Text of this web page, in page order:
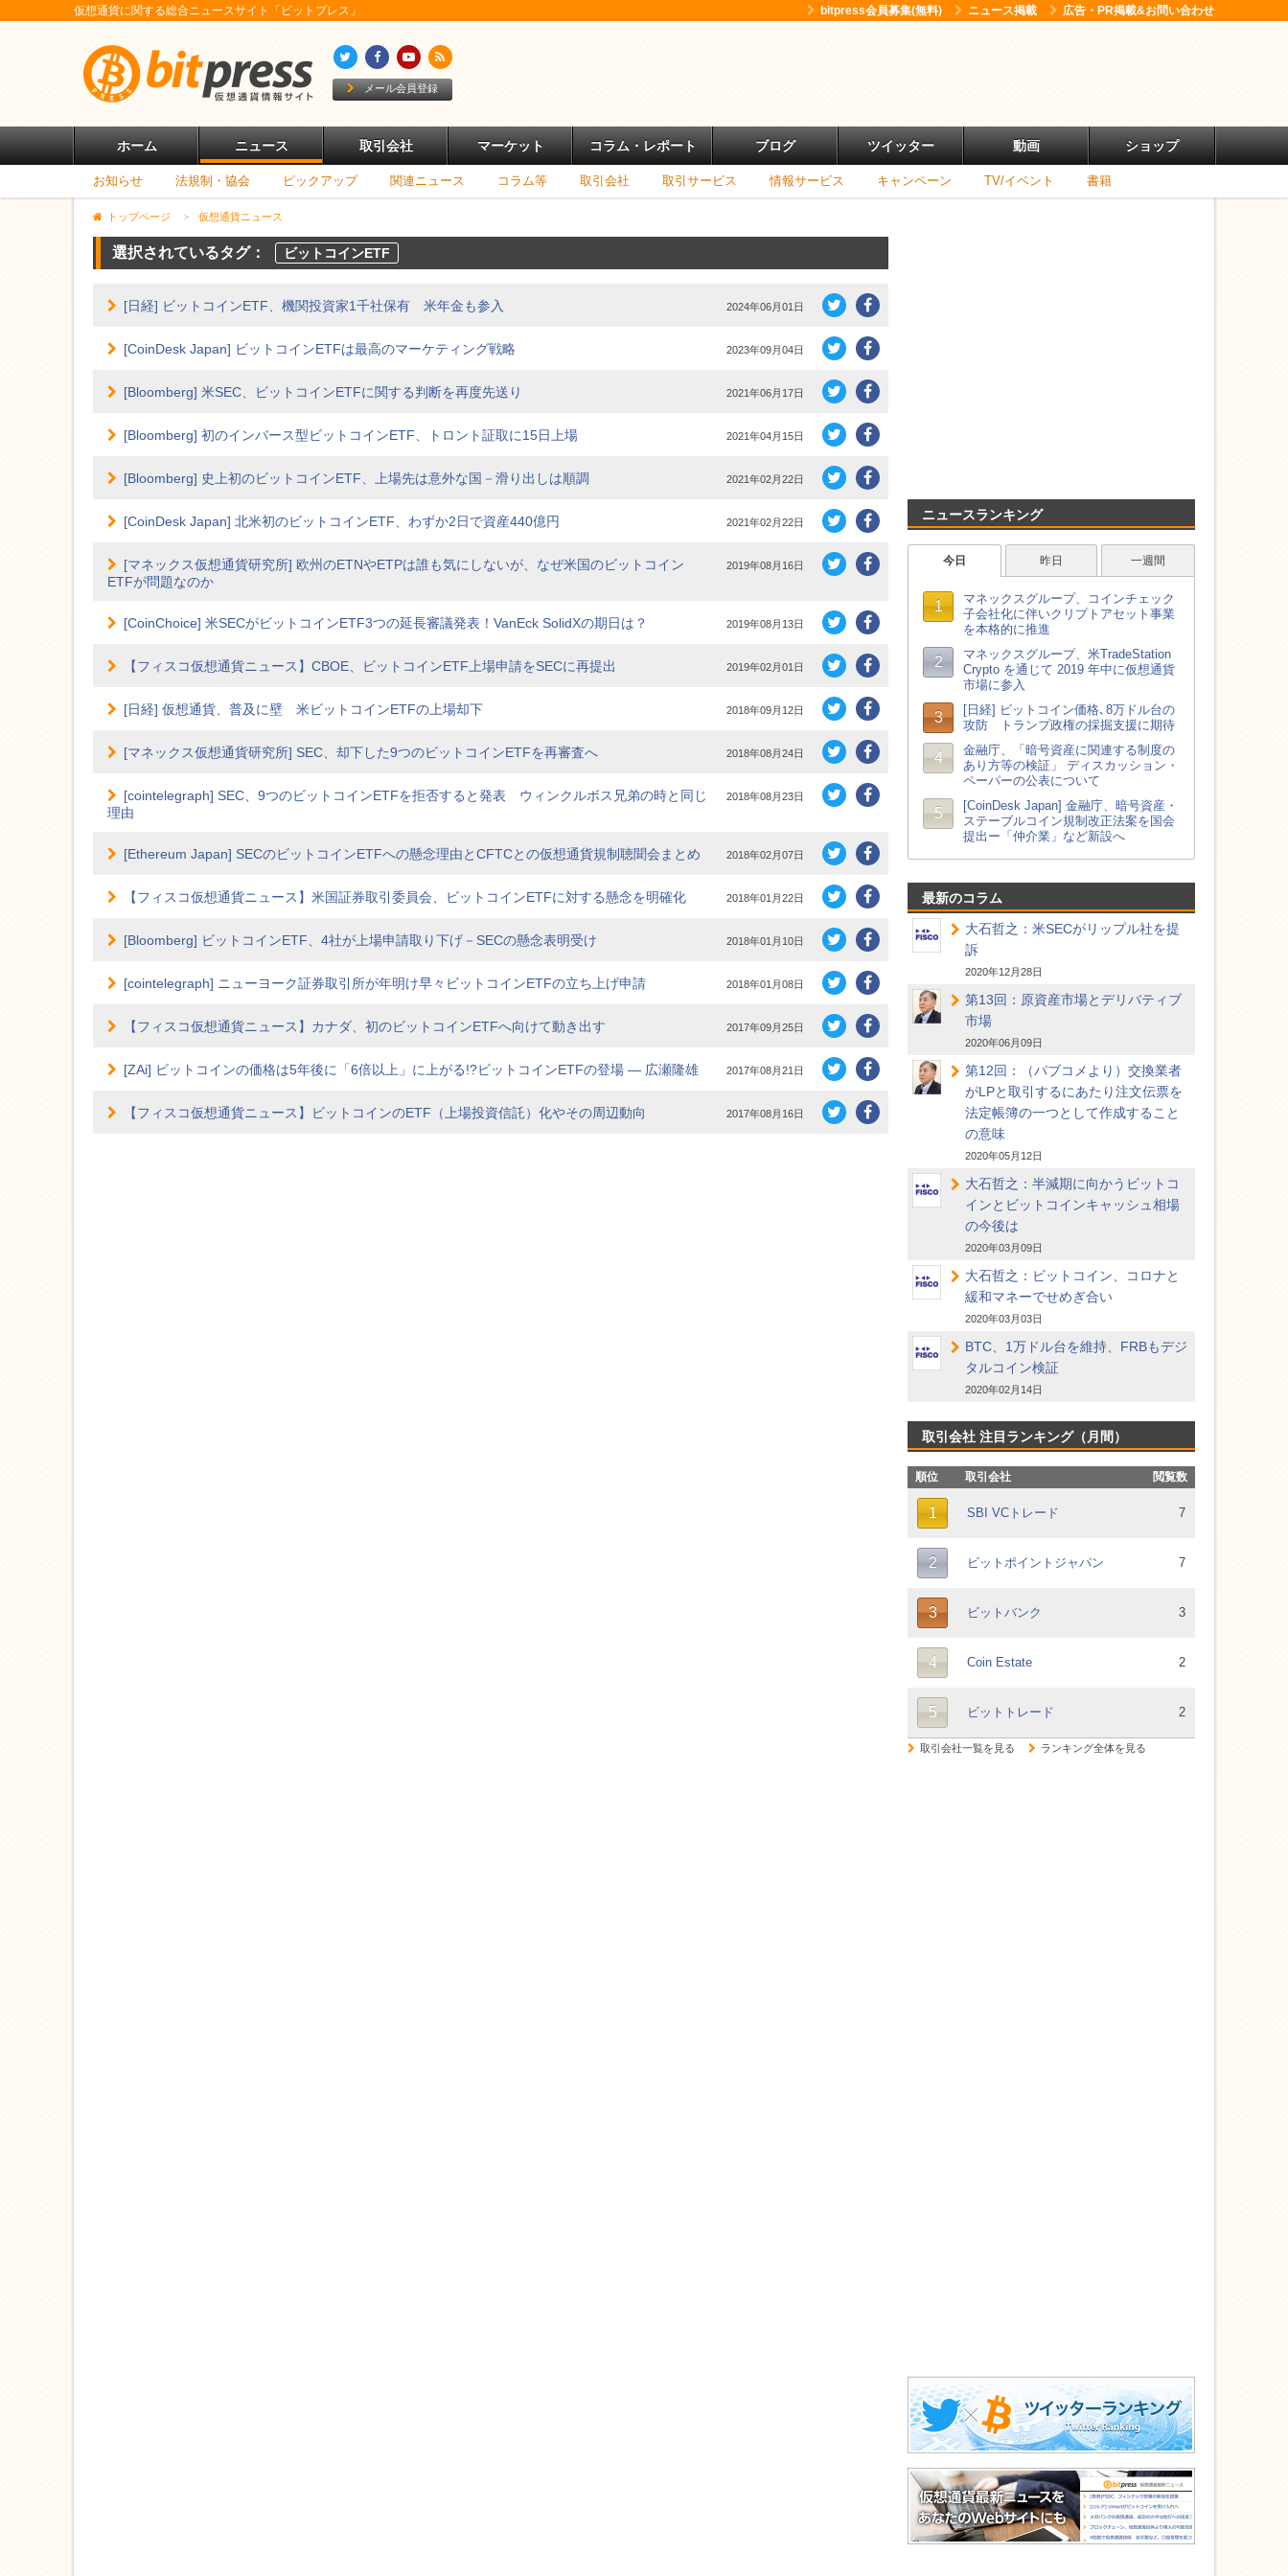
仮想通貨に関する総合ニュースサイト「ビットプレス」 bitpress会員募集(無料) ニュース掲載 広告・PR掲載&お問い合わせ
メール会員登録
ホーム ニュース 取引会社 マーケット コラム・レポート ブログ ツイッター 動画 ショップ
お知らせ 法規制・協会 ピックアップ 関連ニュース コラム等 取引会社 取引サービス 情報サービス キャンペーン TV/イベント 書籍
トップページ > 仮想通貨ニュース
選択されているタグ： ビットコインETF
[日経] ビットコインETF、機関投資家1千社保有 米年金も参入 2024年06月01日
[CoinDesk Japan] ビットコインETFは最高のマーケティング戦略 2023年09月04日
[Bloomberg] 米SEC、ビットコインETFに関する判断を再度先送り 2021年06月17日
[Bloomberg] 初のインバース型ビットコインETF、トロント証取に15日上場 2021年04月15日
[Bloomberg] 史上初のビットコインETF、上場先は意外な国－滑り出しは順調 2021年02月22日
[CoinDesk Japan] 北米初のビットコインETF、わずか2日で資産440億円 2021年02月22日
[マネックス仮想通貨研究所] 欧州のETNやETPは誰も気にしないが、なぜ米国のビットコイン
ETFが問題なのか
2019年08月16日
[CoinChoice] 米SECがビットコインETF3つの延長審議発表！VanEck SolidXの期日は？ 2019年08月13日
【フィスコ仮想通貨ニュース】CBOE、ビットコインETF上場申請をSECに再提出 2019年02月01日
[日経] 仮想通貨、普及に壁 米ビットコインETFの上場却下 2018年09月12日
[マネックス仮想通貨研究所] SEC、却下した9つのビットコインETFを再審査へ 2018年08月24日
[cointelegraph] SEC、9つのビットコインETFを拒否すると発表 ウィンクルボス兄弟の時と同じ
理由
2018年08月23日
[Ethereum Japan] SECのビットコインETFへの懸念理由とCFTCとの仮想通貨規制聴聞会まとめ 2018年02月07日
【フィスコ仮想通貨ニュース】米国証券取引委員会、ビットコインETFに対する懸念を明確化 2018年01月22日
[Bloomberg] ビットコインETF、4社が上場申請取り下げ－SECの懸念表明受け 2018年01月10日
[cointelegraph] ニューヨーク証券取引所が年明け早々ビットコインETFの立ち上げ申請 2018年01月08日
【フィスコ仮想通貨ニュース】カナダ、初のビットコインETFへ向けて動き出す 2017年09月25日
[ZAi] ビットコインの価格は5年後に「6倍以上」に上がる!?ビットコインETFの登場 ― 広瀬隆雄 2017年08月21日
【フィスコ仮想通貨ニュース】ビットコインのETF（上場投資信託）化やその周辺動向 2017年08月16日
ニュースランキング
最新のコラム
大石哲之：米SECがリップル社を提
訴
2020年12月28日
第13回：原資産市場とデリバティブ
市場
2020年06月09日
第12回：（パブコメより）交換業者
がLPと取引するにあたり注文伝票を
法定帳簿の一つとして作成すること
の意味
2020年05月12日
大石哲之：半減期に向かうビットコ
インとビットコインキャッシュ相場
の今後は
2020年03月09日
大石哲之：ビットコイン、コロナと
緩和マネーでせめぎ合い
2020年03月03日
BTC、1万ドル台を維持、FRBもデジ
タルコイン検証
2020年02月14日
取引会社 注目ランキング（月間）